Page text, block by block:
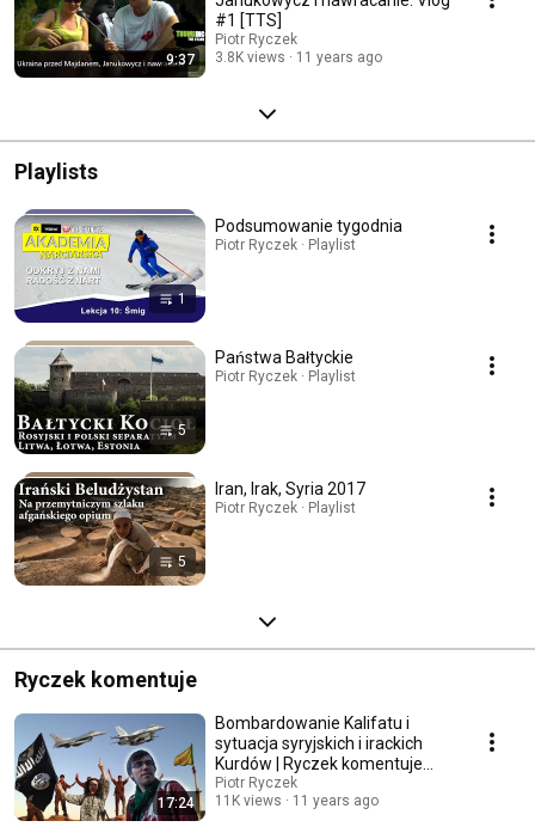
9:37
#1 [TTS]
Piotr Ryczek
3.8K views
11 years ago
Playlists
1
Podsumowanie tygodnia
Piotr Ryczek · Playlist
5
Państwa Bałtyckie
Piotr Ryczek · Playlist
5
Iran, Irak, Syria 2017
Piotr Ryczek · Playlist
Ryczek komentuje
17:24
Bombardowanie Kalifatu i
sytuacja syryjskich i irackich
Kurdów | Ryczek komentuje
(#1)
Piotr Ryczek
11K views
11 years ago